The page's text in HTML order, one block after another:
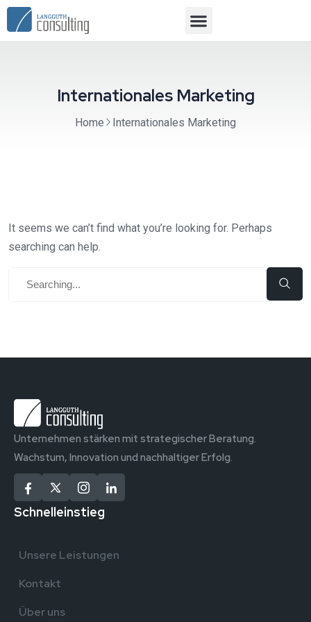
Internationales Marketing
Home Internationales Marketing
It seems we can’t find what you’re looking for. Perhaps
searching can help.
Unternehmen stärken mit strategischer Beratung.
Wachstum, Innovation und nachhaltiger Erfolg.
Schnelleinstieg
Unsere Leistungen
Kontakt
Über uns